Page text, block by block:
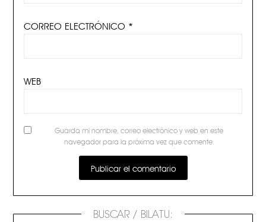
CORREO ELECTRÓNICO *
WEB
Guarda mi nombre, correo electrónico y web en este
navegador para la próxima vez que comente.
BUSCAR / BILATU: